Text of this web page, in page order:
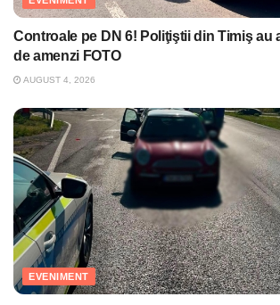
Controale pe DN 6! Poliţiştii din Timiş au
de amenzi FOTO
AUGUST 4, 2026
EVENIMENT